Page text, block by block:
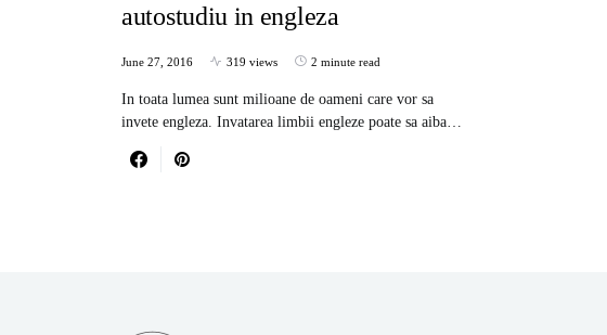
autostudiu in engleza
June 27, 2016 319 views 2 minute read
In toata lumea sunt milioane de oameni care vor sa
invete engleza. Invatarea limbii engleze poate sa aiba…